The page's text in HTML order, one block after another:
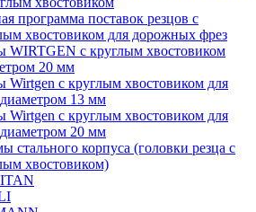
программа поставок резцов с
хвостовиком для дорожных фрез
WIRTGEN с круглым хвостовиком
20 мм
Wirtgen с круглым хвостовиком для
13 мм
Wirtgen с круглым хвостовиком для
20 мм
стального корпуса (головки резца с
хвостовиком)